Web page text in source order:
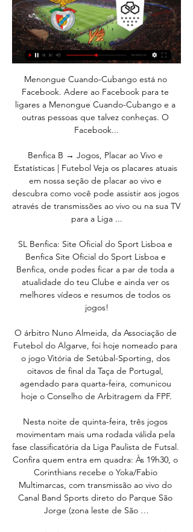
Menongue Cuando-Cubango está no Facebook. Adere ao Facebook para te ligares a Menongue Cuando-Cubango e a outras pessoas que talvez conheças. O Facebook...

Benfica B → Jogos, Placar ao Vivo e Estatísticas | Futebol Veja os placares atuais em nossa seção de placar ao vivo e descubra como você pode assistir aos jogos através de transmissões ao vivo ou na sua TV para a Liga ...

SL Benfica: Site Oficial do Sport Lisboa e Benfica Site Oficial do Sport Lisboa e Benfica, onde podes ficar a par de toda a atualidade do teu Clube e ainda ver os melhores vídeos e resumos de todos os jogos!

O árbitro Nuno Almeida, da Associação de Futebol do Algarve, foi hoje nomeado para o jogo Vitória de Setúbal-Sporting, dos oitavos de final da Taça de Portugal, agendado para quarta-feira, comunicou hoje o Conselho de Arbitragem da FPF.

Nesta noite de quinta-feira, três jogos movimentam mais uma rodada válida pela fase classificatória da Liga Paulista de Futsal. Confira quem entra em quadra: Às 19h30, o Corinthians recebe o Yoka/Fabio Multimarcas, com transmissão ao vivo do Canal Band Sports direto do Parque São Jorge (zona leste de São …

Avenida das Américas, 10001 - Barra da Tijuca - Rio de Janeiro - RJ CONHEÇA A BARRA DA TIJUCA O bairro que vai receber grande parte das modalidades esportivas e também os atletas dos jogos olímpicos de 2016 oferece toda a infraestrutura para quem quer manter um estilo de vida saudável.

Tainah Fernandes Notícias na imprensa Lei Maria da Penha, Mulher: Viver sem Violência, onibus, Rio de Janeiro, violencia contra a mulher, violencia domestica, Volta Redonda. Ônibus da ação ‘Mulher, Viver Sem Violência’ chega a Volta Redonda, RJ (G1 – 22/06/2015)

Onde dá o Futebol. Jogos de Futebol na TV e Guia Televisão Mallorca, ELEVEN SPORTS 3. 17:30, Bayern München, RB Leipzig, ELEVEN SPORTS 2. 17:30, Eibar, Espanyol, ELEVEN SPORTS 4. 18:00, Benfica B, Lank Vilaverdense ...

UPTIME Barra Mansa, Barra Mansa, RJ Video August 18, 2017, 1:17pm. Videos by UPTIME Barra Mansa in Barra Mansa. A UPTIME - Comunicação em Inglês surgiu do …

Vilaverdense - Benfica B - Jogo info Jogo info - Vilaverdense - Benfica B, Liga 2, temporada 2023/2024, rodada 6 - Liga 2 - Portugal.

São mais de 90 voos semanais, dos quais 40 voos da LATAM Airlines Brasil por semana ligando São Paulo/Guarulhos a Recife e mais de 50 voos conectados ao aeroporto de Guararapes que partem de São Paulo/Congonhas, Rio de Janeiro/Galeão, Brasília, Fortaleza, entre outros terminais.

Todas as informações do jogo Louletano vs Olhanense em tempo real da Campeonato Nacional Seniores (14 Setembro 2019): Resumo, estatísticas, escalações e resultados - Besoccer. Don't miss the most important football matches while navigating as usual through the pages of your choice.

Empresas de mudanças internacionais na Eslovênia Compare até 5 orçamentos provenientes da nossa rede de empresas de mudanças que poderão ajudá-lo a planear a sua mudança internacional e a reinstalar a sua inteira família.

Futebol na Televisão vs · Lank Vilaverdense · Benfica BLank Vilaverdense · BTV · A. 18:00, CF Estrela vs · Pêro Pinheiro · Sporting BPêro Pinheiro · SPORTING TV · A. 15:15, Bétis ...

A nossa UNIÃO recebeu e venceu, hoje, domingo 21 de outubro, a equipa da Ovarense Gavex, em jogo a contar para a 3ª jornada da fase regular da Liga Placard. O jogo contou com transmissão pela RTP 2 e podemos rever o jogo aqui: «A UD Oliveirense bateu a Ovarense Gavex por 80-71 no fecho…

Petro de Luanda perde com Recreativo de Caála na estreia do novo treinador Derrota fora de portas por 2-1 O Petro de Luanda perdeu quarta-feira por 2-1 no terreno do Recreativo de Caála na estreia do noto técnico António Cosano, num jogo em atraso da 20.ª jornada do campeonato angolano de futebol, o …

Ver todos os destinos Rio de Janeiro Fortaleza Brasília Bahia Salvador Nova York Londres Barcelona Paris Berlim Brasil Europa Asia América do Norte América do Sul África Oceania As últimas no minube Guias de Viagem Voos Hotéis Linhas aéreas voos-low-cost Mapa. Mapa e Plano turístico de Porto Rico: Todos as atrações e pontos.

AUXILIAR DE PRODUÇÃO - COM EXPERIÊNCIA - R$ 1.178,41 - RIO DE JANEIRO. Cargo: Auxiliar de produção Informações Gerais Preparar, separar e abastecer materiais para as linhas de produção.

Sabes qual é o problema com "algas na pool"? A concentração de fosfato na água é provavelmente demasiado elevada. As algas desenvolvem-se a partir de uma concentração superior a 200 µg/l PO4. A utilização de ligantes fosfatados contraria esta situação. Recomenda-se a monitorização regular dos níveis de fosfato para evitar o.

O candidato recebeu em casa, na Barra da Tijuca, Zona Oeste do Rio, os médicos que o operaram no Hospital Albert Einstein, em São Paulo. O cirurgião Antônio Luiz Bonsucesso Macedo e o clínico cardiologista Leandro Echenique contraindicaram a ida ao encontro.

Por favor, dê os devidos créditos e faça o link para conteúdo do nosso portal que você está copiando. Obrigado! Publicado primeiro em Portal Banda B » Coritiba tem desfalques para a volta da Série B contra o Criciúma.

Temos 255 Imóveis para venda para a sua pesquisa armazens vila real, com preços a partir de 250.000€.. moradia valadares restauro. Fantástico apartamento de luxo localizado na ribeira de Vila Nova de Gaia.

Liga Portugal Pos. 1, SL Benfica, 22, 55. 2, Sporting CP, 21, 55. 3, FC Porto, 22, 48. 4, SC Braga, 22, 43. 5, Vitória SC, 22, 41. 6, Moreirense FC, 22, 35.

Esse blog tem como prioridade enaltecer as conquistas do clube nas competições de regatas. Nascido Club de Regatas Botafogo a 1 de julho de 1894 e campeão desde 1899, se uniu ao Botafogo Football Club (1904) em 8 de dezembro de 1942 para formar o Botafogo de Futebol e Regatas, como reza o estatuto da instituição Botafogo.

CN 9ª J: Länk FC Vilaverdense 0 - 5 SL Benfica, 17Dez. CN 9ª J: Länk FC Vilaverdense 0 - 5 SL Benfica, 17Dez. Dom. 11h00 *Sport TV 2* - Página 5. Equipa B · Juniores · Juvenis A · Iniciados A. História. História.

Rio de Janeiro, RJ, 20 (AFI) - Na incansável busca pelos mil gols na carreira, o veterano atacante Túlio, de 42 anos, teve sua contratação anunciada neste sábado pelo Bonsucesso, clube recém-promovido à Primeira Divisão do Rio de Janeiro. Na véspera, o artilheiro esteve no Estádio

Confira agencia do banco do brasil perto do Bairro Centro na cidade Porto rico no estado Parana. Encontre produtos como: poupança, letra de crédito imobiliario, cdb, tesouro direto, ações, ouro, seguro de pessoas, seguro de patrimonio, seguro rurais, ourocard, ourocap, investimento, abertura de conta, financiamento, emprestimo, credito.

Benfica B - Länk FC Vilaverdense placar ao vivo, H2H e Benfica B Länk FC Vilaverdense esultado ao vivo (e transmissão online) começa no dia 24 de fev. de 2024 as 18:00 horário UTC em Portugal, Seixal, Benfica ...

Linense perde mais uma na Copinha: XV de Piracicaba 1x0 CAL O XV de Piracicaba recebeu o Linense no estádio Barão da Serra Negra, em Piracicaba, na... Jump to. Sections of this page. Accessibility Help.. Projeto Varanda - "Viver com Arte" Nonprofit Organization. Dig Dise Lins.

Brasil de Pelotas, com seis, e Grêmio Bagé, com quatro, lutam pela outra vaga. O Rio Grande, com apenas um, ocupa a lanterna. No Grupo 16, Cruzeiro de Cachoeirinha, com 13, e Guarani de Venâncio Aires, com dez pontos ganhos, estão classificados. Torino e União Harmonia, ambos com apenas três pontos somados, foram eliminados precocemente.

Programação BTV Camarote Gold A e B · Camarote Gold C e D · Camarote Silver A e B. Executive Seats JOGO LIGA PORTUGAL 2 SLB B X LANK VILAVERDENSE - 23ª JORNADA 2/4. +. 20h15.

Gremio Esportivo Nacional sub-19 @ Brasil - Copa Gaúcho sub-19. Gremio. sub-19 Lajeadense RS sub-19 Soledade FC sub-19 Caxias sub-19 CE Aimoré sub-19 Uniao Harmonia sub-19 SC Oriente sub-19 Rio Grande sub-19 SC 12 Horas sub-19 SC Internacional sub-19 Sapucaiense sub-19 AC Beneficiente Estancia Velha.

O América-MG confirmou a sua recuperação na Série B do Campeonato Brasileiro ao vencer o Cuiabá por 2 a 1, neste sábado à noite, no estádio Independência, em Belo Horizonte, pela 16ª rodada da competição. Há quatro jogos sem perder, o time mineiro deixou a zona de rebaixamento, ao atingir os 17 pontos, em 16.º […]

F.C. do Porto Basquetebol: Oliveirense 65 vs F.C. do Porto 70 - FC Porto defronta o Benfica este domingo, depois de ter vencido a Oliveirense nas meias-finais da competição.

Vitória vence fora de casa contra o Vila Nova - Varela Notícias - Conectado aos Baianos Portal de Notícias de Salvador Bahia Brasil que oferece informação precisa e de qualidade sobre os assuntos mais relevantes do Estado.

Desde que chegou ao Flamengo, há pouco mais de cem dias, o técnico Jorge Jesus vem experimentando novidades. Mudou de país, chegou a um futebol bem diferente do europeu, passou a comandar o time com a maior torcida do mundo, vem disputando competições com …

Viaje ao porto de San Juan, em Porto Rico, com os navios da MSC Cruzeiros no Caribe. Visite Calle del Cristo com seus paralelepípedos e San Juan Gate

JOGO Benfica B x – 06-01-2024 Ao vivo e online 06/01/2024 — Assistir Benfica B x ao vivo pelo Liga Portugal 2 hoje dia 06-01-2024, assista agora Benfica B e sem travar em HD aqui no Futebol Play HD - Ver ...

[FUTEBOL!!!] Benfica B x Penafiel ao vivo ver tv online 4 no 03/11/2023 — [FUTEBOL!!!] Benfica B x Penafiel ao vivo ver tv online 4 novembro 2023 N.º 557 · ‎Revista... x Londrina e Vasco x Vila Nova GRUPO D: Santa ...

Garotos Barra da Tijuca,garotos acompanhantes rj, Garotos de programa rio, gogo boys, rapazes, gogoboys, escort boys, netgay, gay escort, boys, escort, machos, bishas, Boy de programa Rio de Janeiro , boy de programa rj,garoto de programa rj ,escort man, garoto de programa Copacabana, garotos de programa Ipanema

Após um dia inteiro a praticar a modalidade pela qual apaixonaram-se, todos os praticantes tiveram direito a entrada na Arena para assistir ao vivo ao jogo da Ovarense, sendo chamados ao centro do campo